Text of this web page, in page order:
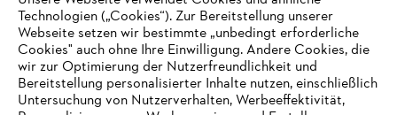
Zahlungsmöglichkeiten
Technologien („Cookies“). Zur Bereitstellung unserer
Webseite setzen wir bestimmte „unbedingt erforderliche
Cookies" auch ohne Ihre Einwilligung. Andere Cookies, die
wir zur Optimierung der Nutzerfreundlichkeit und
Bereitstellung personalisierter Inhalte nutzen, einschließlich
Untersuchung von Nutzerverhalten, Werbeeffektivität,